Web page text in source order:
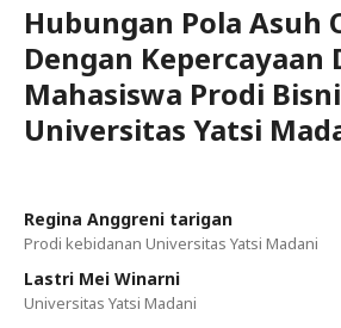
Hubungan Pola Asuh
Dengan Kepercayaan
Mahasiswa Prodi
Universitas Yatsi
Regina Anggreni tarigan
Prodi kebidanan Universitas Yatsi Madani
Lastri Mei Winarni
Universitas Yatsi Madani